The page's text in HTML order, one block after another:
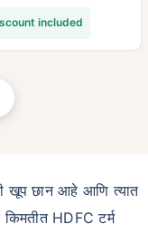
included
खूप छान आहे आणि त्यात
HDFC टर्म